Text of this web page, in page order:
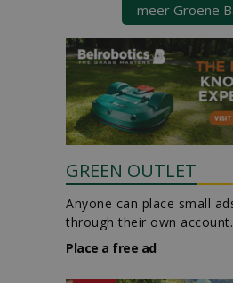
meer Groene
GREEN OUTLET
Anyone can place small
through their own account.
Place a free ad